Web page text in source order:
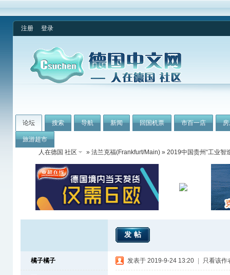
注册 登录
论坛 搜索 导航 新闻 回国机票 市百一店
旅游超市
人在德国 社区
» 法兰克福(Frankfurt/Main) » 2019中国贵州“工业智
发帖
橘子橘子 发表于 2019-9-24 13:20 只看该作